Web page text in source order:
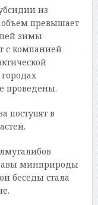
из
превышает
зимы
с компанией
проведены.
поступят в
минприроды
беседы стала